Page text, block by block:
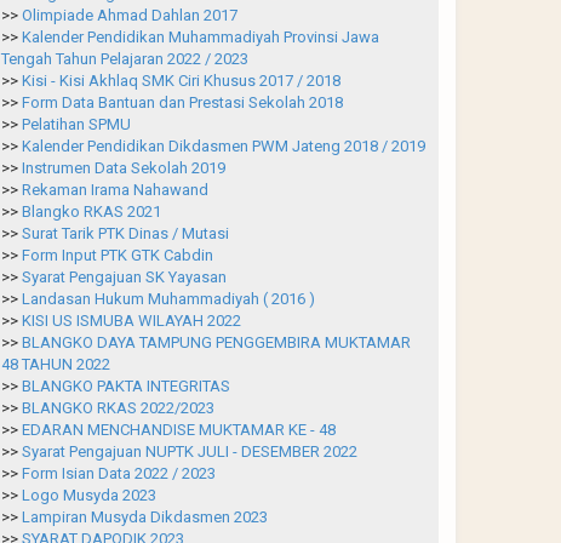
>> Olimpiade Ahmad Dahlan 2017
>> Kalender Pendidikan Muhammadiyah Provinsi Jawa
Tengah Tahun Pelajaran 2022 / 2023
>> Kisi - Kisi Akhlaq SMK Ciri Khusus 2017 / 2018
>> Form Data Bantuan dan Prestasi Sekolah 2018
>> Pelatihan SPMU
>> Kalender Pendidikan Dikdasmen PWM Jateng 2018 / 2019
>> Instrumen Data Sekolah 2019
>> Rekaman Irama Nahawand
>> Blangko RKAS 2021
>> Surat Tarik PTK Dinas / Mutasi
>> Form Input PTK GTK Cabdin
>> Syarat Pengajuan SK Yayasan
>> Landasan Hukum Muhammadiyah ( 2016 )
>> KISI US ISMUBA WILAYAH 2022
>> BLANGKO DAYA TAMPUNG PENGGEMBIRA MUKTAMAR
48 TAHUN 2022
>> BLANGKO PAKTA INTEGRITAS
>> BLANGKO RKAS 2022/2023
>> EDARAN MENCHANDISE MUKTAMAR KE - 48
>> Syarat Pengajuan NUPTK JULI - DESEMBER 2022
>> Form Isian Data 2022 / 2023
>> Logo Musyda 2023
>> Lampiran Musyda Dikdasmen 2023
>> SYARAT DAPODIK 2023